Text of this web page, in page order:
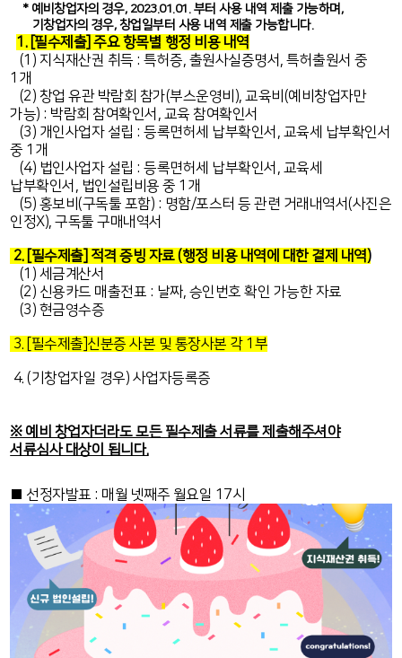
* 예비창업자의 경우, 2023.01.01. 부터 사용 내역 제출 가능하며,
기창업자의 경우, 창업일부터 사용 내역 제출 가능합니다.
1. [필수제출] 주요 항목별 행정 비용 내역
(1) 지식재산권 취득 : 특허증, 출원사실증명서, 특허출원서 중
1개
(2) 창업 유관 박람회 참가(부스운영비), 교육비(예비창업자만
가능) : 박람회 참여확인서, 교육 참여확인서
(3) 개인사업자 설립 : 등록면허세 납부확인서, 교육세 납부확인서
중 1개
(4) 법인사업자 설립 : 등록면허세 납부확인서, 교육세
납부확인서, 법인설립비용 중 1개
(5) 홍보비(구독툴 포함) : 명함/포스터 등 관련 거래내역서(사진은
인정X), 구독툴 구매내역서
2. [필수제출] 적격 증빙 자료 (행정 비용 내역에 대한 결제 내역)
(1) 세금계산서
(2) 신용카드 매출전표 : 날짜, 승인번호 확인 가능한 자료
(3) 현금영수증
3. [필수제출]신분증 사본 및 통장사본 각 1부
4. (기창업자일 경우) 사업자등록증
※ 예비 창업자더라도 모든 필수제출 서류를 제출해주셔야
서류심사 대상이 됩니다.
■ 선정자발표 : 매월 넷째주 월요일 17시